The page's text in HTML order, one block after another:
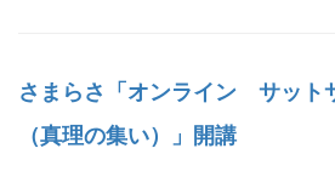
さまらさ「オンライン サット
（真理の集い）」開講